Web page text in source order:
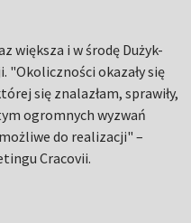
większa i w środę Dużyk-
"Okoliczności okazały się
się znalazłam, sprawiły,
ogromnych wyzwań
do realizacji" –
Cracovii.